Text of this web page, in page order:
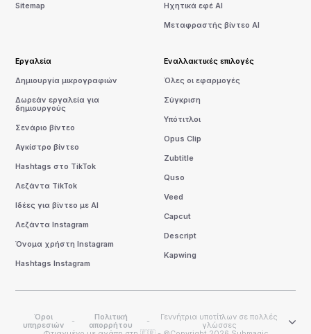
Sitemap Ηχητικά εφέ AI
Μεταφραστής βίντεο AI
Εργαλεία
Δημιουργία μικρογραφιών
Δωρεάν εργαλεία για
δημιουργούς
Σενάριο βίντεο
Αγκίστρο βίντεο
Hashtags στο TikTok
Λεζάντα TikTok
Ιδέες για βίντεο με AI
Λεζάντα Instagram
Όνομα χρήστη Instagram
Hashtags Instagram
Εναλλακτικές επιλογές
Όλες οι εφαρμογές
Σύγκριση
Υπότιτλοι
Opus Clip
Zubtitle
Quso
Veed
Capcut
Descript
Kapwing
Όροι
υπηρεσιών
-
Πολιτική
απορρήτου
-
Γεννήτρια υποτίτλων σε πολλές
γλώσσες